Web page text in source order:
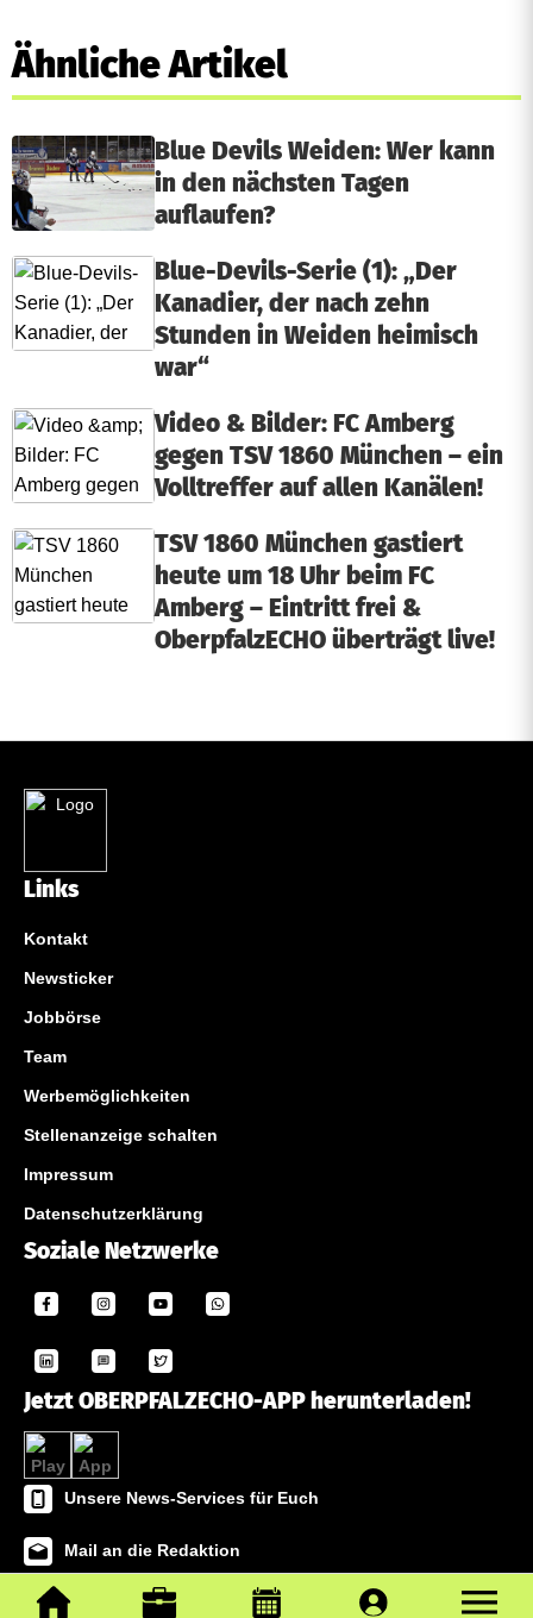
Ähnliche Artikel
Blue Devils Weiden: Wer kann
in den nächsten Tagen
auflaufen?
Blue-Devils-Serie (1): „Der
Kanadier, der nach zehn
Stunden in Weiden heimisch
war“
Video & Bilder: FC Amberg
gegen TSV 1860 München – ein
Volltreffer auf allen Kanälen!
TSV 1860 München gastiert
heute um 18 Uhr beim FC
Amberg – Eintritt frei &
OberpfalzECHO überträgt live!
Links
Kontakt
Newsticker
Jobbörse
Team
Werbemöglichkeiten
Stellenanzeige schalten
Impressum
Datenschutzerklärung
Soziale Netzwerke
Jetzt OBERPFALZECHO-APP herunterladen!
Unsere News-Services für Euch
Mail an die Redaktion